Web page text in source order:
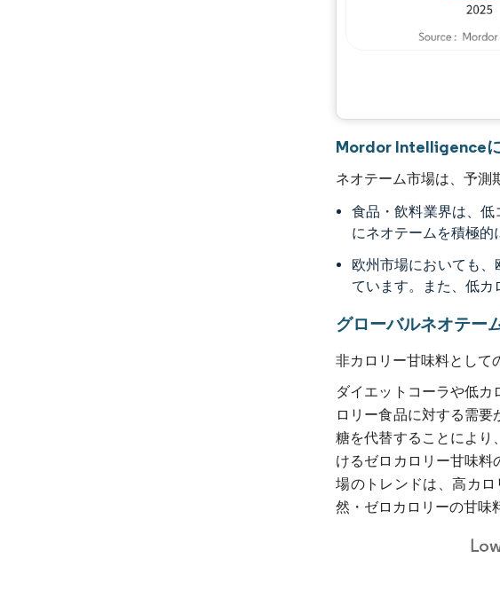
Mordor Intelligence
ネオテーム市場は、予測
食品・飲料業界は、
にネオテームを積極的
欧州市場においても
ています。また、低カ
グローバルネオテー
非カロリー甘味料として
ダイエットコーラや低
ロリー食品に対する需
糖を代替することにより
けるゼロカロリー甘味
場のトレンドは、高カ
然・ゼロカロリーの甘味